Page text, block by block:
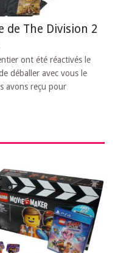
de The Division 2
ont été réactivés le
déballer avec vous le
avons reçu pour